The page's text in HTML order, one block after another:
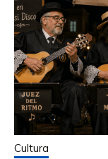
Cultura